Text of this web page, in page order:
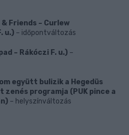
Friends – Curlew
u.) – időpontváltozás
– Rákóczi F. u.) –
együtt bulizik a Hegedüs
zenés programja (PUK pince a
– helyszínváltozás